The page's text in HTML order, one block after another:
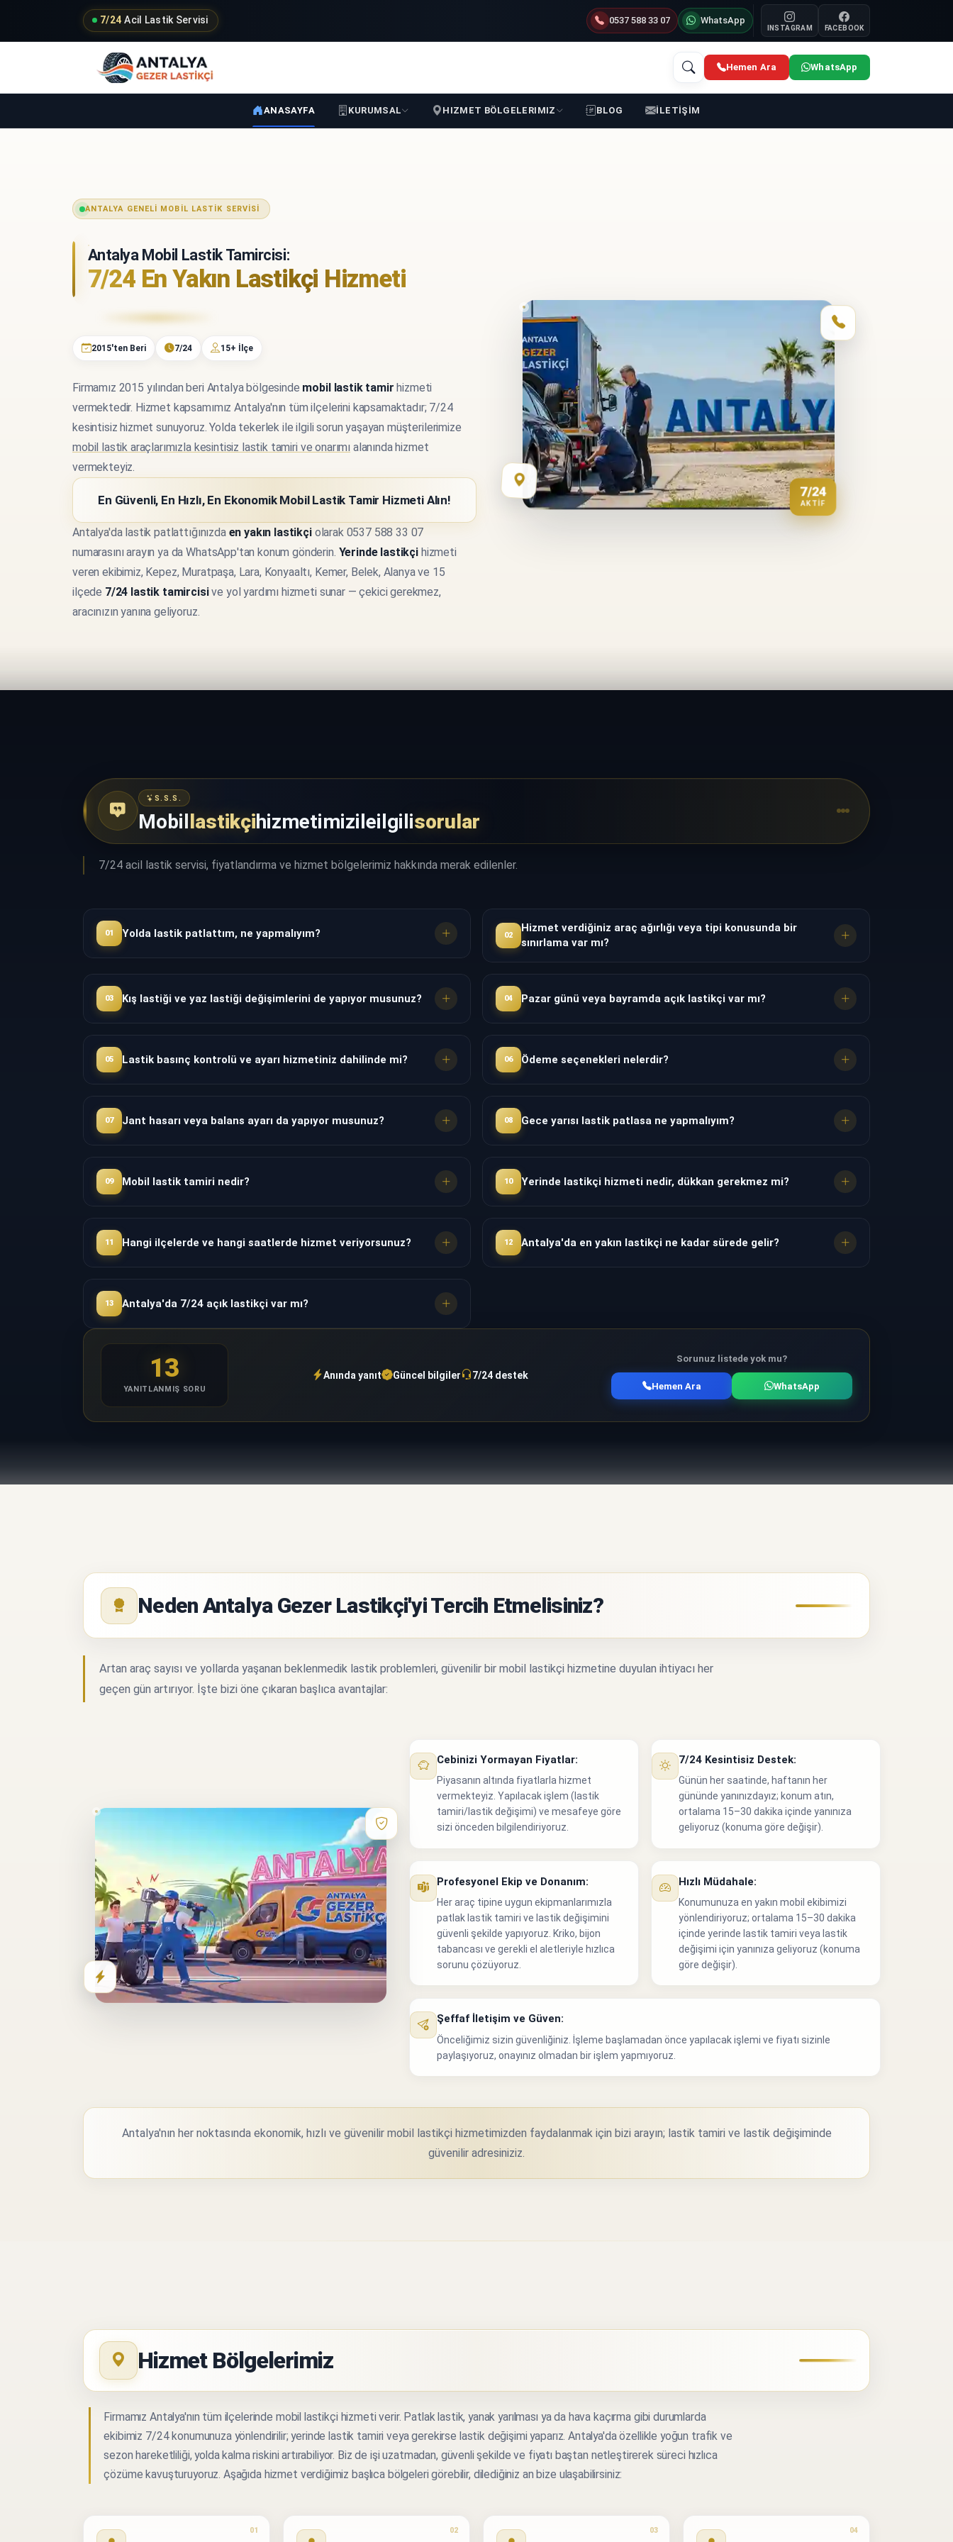
7/24 Acil Lastik Servisi 0537 588 33 07 WhatsApp
INSTAGRAM FACEBOOK
Hemen Ara WhatsApp
ANASAYFA KURUMSAL HIZMET BÖLGELERIMIZ BLOG İLETİŞİM
ANTALYA GENELI MOBIL LASTIK SERVISI
Antalya Mobil Lastik Tamircisi:
7/24 En Yakın Lastikçi Hizmeti
2015'ten Beri 7/24 15+ İlçe
Firmamız 2015 yılından beri Antalya bölgesinde mobil lastik tamir hizmeti
vermektedir. Hizmet kapsamımız Antalya'nın tüm ilçelerini kapsamaktadır; 7/24
kesintisiz hizmet sunuyoruz. Yolda tekerlek ile ilgili sorun yaşayan müşterilerimize
mobil lastik araçlarımızla kesintisiz lastik tamiri ve onarımı alanında hizmet
vermekteyiz.
En Güvenli, En Hızlı, En Ekonomik Mobil Lastik Tamir Hizmeti Alın!
Antalya'da lastik patlattığınızda en yakın lastikçiolarak 0537 588 33 07
numarasını arayın ya da WhatsApp'tan konum gönderin. Yerinde lastikçihizmeti
veren ekibimiz, Kepez, Muratpaşa, Lara, Konyaaltı, Kemer, Belek, Alanya ve 15
ilçede 7/24 lastik tamircisive yol yardımı hizmeti sunar — çekici gerekmez,
aracınızın yanına geliyoruz.
7/24
AKTIF
S.S.S.
Mobil lastikçihizmetimizileilgilisorular
7/24 acil lastik servisi, fiyatlandırma ve hizmet bölgelerimiz hakkında merak edilenler.
01 Yolda lastik patlattım, ne yapmalıyım? 02
Hizmet verdiğiniz araç ağırlığı veya tipi konusunda bir
sınırlama var mı?
03 Kış lastiği ve yaz lastiği değişimlerini de yapıyor musunuz? 04 Pazar günü veya bayramda açık lastikçi var mı?
05 Lastik basınç kontrolü ve ayarı hizmetiniz dahilinde mi? 06 Ödeme seçenekleri nelerdir?
07 Jant hasarı veya balans ayarı da yapıyor musunuz? 08 Gece yarısı lastik patlasa ne yapmalıyım?
09 Mobil lastik tamiri nedir? 10 Yerinde lastikçi hizmeti nedir, dükkan gerekmez mi?
11 Hangi ilçelerde ve hangi saatlerde hizmet veriyorsunuz? 12 Antalya'da en yakın lastikçi ne kadar sürede gelir?
13 Antalya'da 7/24 açık lastikçi var mı?
13
YANITLANMIŞ SORU
Anında yanıt Güncel bilgiler 7/24 destek
Sorunuz listede yok mu?
Hemen Ara WhatsApp
Neden Antalya Gezer Lastikçi'yi Tercih Etmelisiniz?
Artan araç sayısı ve yollarda yaşanan beklenmedik lastik problemleri, güvenilir bir mobil lastikçi hizmetine duyulan ihtiyacı her
geçen gün artırıyor. İşte bizi öne çıkaran başlıca avantajlar:
Cebinizi Yormayan Fiyatlar:
Piyasanın altında fiyatlarla hizmet
vermekteyiz. Yapılacak işlem (lastik
tamiri/lastik değişimi) ve mesafeye göre
sizi önceden bilgilendiriyoruz.
7/24 Kesintisiz Destek:
Günün her saatinde, haftanın her
gününde yanınızdayız; konum atın,
ortalama 15–30 dakika içinde yanınıza
geliyoruz (konuma göre değişir).
Profesyonel Ekip ve Donanım:
Her araç tipine uygun ekipmanlarımızla
patlak lastik tamiri ve lastik değişimini
güvenli şekilde yapıyoruz. Kriko, bijon
tabancası ve gerekli el aletleriyle hızlıca
sorunu çözüyoruz.
Hızlı Müdahale:
Konumunuza en yakın mobil ekibimizi
yönlendiriyoruz; ortalama 15–30 dakika
içinde yerinde lastik tamiri veya lastik
değişimi için yanınıza geliyoruz (konuma
göre değişir).
Şeffaf İletişim ve Güven:
Önceliğimiz sizin güvenliğiniz. İşleme başlamadan önce yapılacak işlemi ve fiyatı sizinle
paylaşıyoruz, onayınız olmadan bir işlem yapmıyoruz.
Antalya'nın her noktasında ekonomik, hızlı ve güvenilir mobil lastikçi hizmetimizden faydalanmak için bizi arayın; lastik tamiri ve lastik değişiminde
güvenilir adresiniziz.
Hizmet Bölgelerimiz
Firmamız Antalya'nın tüm ilçelerinde mobil lastikçi hizmeti verir. Patlak lastik, yanak yarılması ya da hava kaçırma gibi durumlarda
ekibimiz 7/24 konumunuza yönlendirilir; yerinde lastik tamiri veya gerekirse lastik değişimi yaparız. Antalya'da özellikle yoğun trafik ve
sezon hareketliliği, yolda kalma riskini artırabiliyor. Biz de işi uzatmadan, güvenli şekilde ve fiyatı baştan netleştirerek süreci hızlıca
çözüme kavuşturuyoruz. Aşağıda hizmet verdiğimiz başlıca bölgeleri görebilir, dilediğiniz an bize ulaşabilirsiniz:
01 02 03 04